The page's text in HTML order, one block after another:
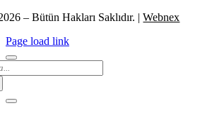
– Bütün Hakları Saklıdır. |Webnex
Page load link